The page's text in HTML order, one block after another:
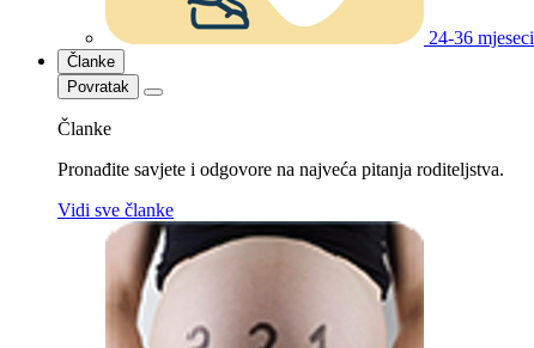
24-36 mjeseci
Članke
Povratak
Članke
Pronađite savjete i odgovore na najveća pitanja roditeljstva.
Vidi sve članke